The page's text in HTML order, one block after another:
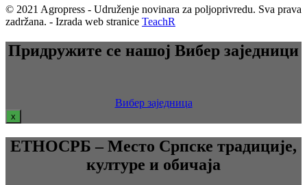
© 2021 Agropress - Udruženje novinara za poljoprivredu. Sva prava
zadržana. - Izrada web stranice TeachR
Придружите се нашој Вибер заједници
Вибер заједница
x
ЕТНОСРБ – Место Српске традиције,
културе и обичаја